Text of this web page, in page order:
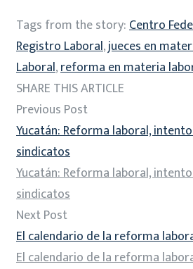
Tags from the story:Centro
Registro Laboral,jueces en
Laboral,reforma en materia
SHARE THIS ARTICLE
Previous Post
Yucatán: Reforma laboral,
sindicatos
Yucatán: Reforma laboral,
sindicatos
Next Post
El calendario de la reforma
El calendario de la reforma